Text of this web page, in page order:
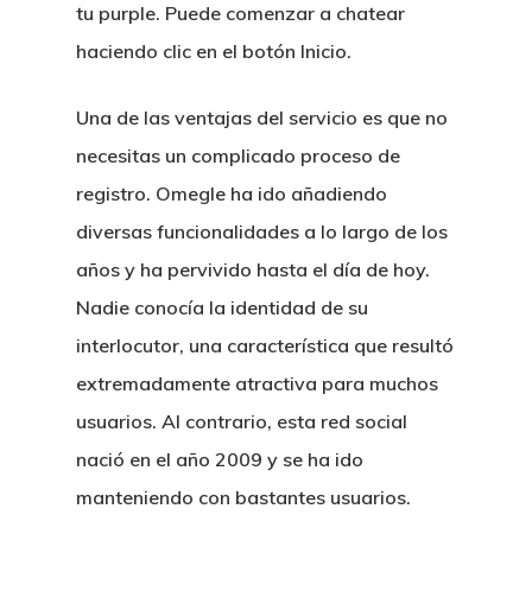
tu purple. Puede comenzar a chatear
haciendo clic en el botón Inicio.
Una de las ventajas del servicio es que no
necesitas un complicado proceso de
registro. Omegle ha ido añadiendo
diversas funcionalidades a lo largo de los
años y ha pervivido hasta el día de hoy.
Nadie conocía la identidad de su
interlocutor, una característica que resultó
extremadamente atractiva para muchos
usuarios. Al contrario, esta red social
nació en el año 2009 y se ha ido
manteniendo con bastantes usuarios.